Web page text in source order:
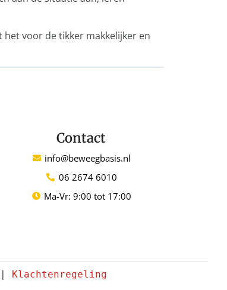
voor de tikker makkelijker en
Contact
info@beweegbasis.nl
06 2674 6010
Ma-Vr: 9:00 tot 17:00
| Klachtenregeling